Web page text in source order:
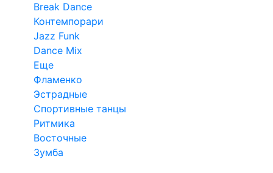
Break Dance
Контемпорари
Jazz Funk
Dance Mix
Еще
Фламенко
Эстрадные
Спортивные танцы
Ритмика
Восточные
Зумба